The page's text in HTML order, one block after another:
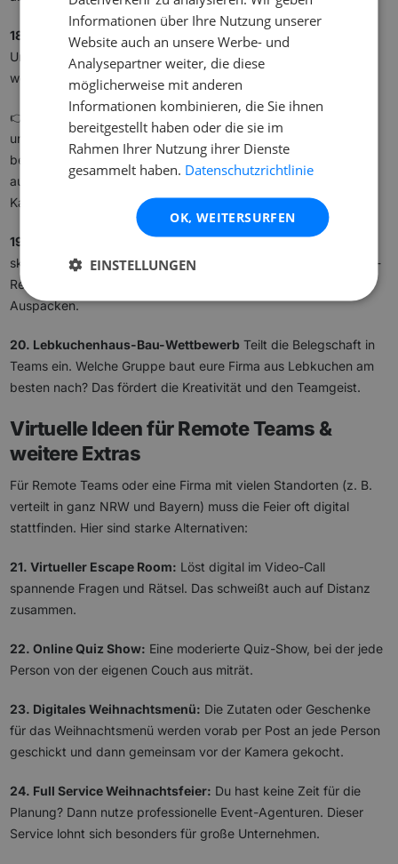
18. Die Fotobox-Ecke mit RequisitenEgal wie groß das
Unternehmen ist: Die besten Momente müssen festgehalten
werden.
👉 Der Renty-Tipp: Miete für eure Büro-Party einfach einen
unserer Selfie-Spiegel (Fotobox). Leg Rentiermützen und Bärte
bereit und schaffe unvergessliche Erinnerungen. Die
ausgedruckten Fotos landen meistens am Kühlschrank in der
Kaffeeküche.
19. Schrottwichteln (White Elephant)Jede Person bringt
skurrile, nutzlose Geschenke von zuhause mit. Spezielle Würfel-
Regeln sorgen für enorme Dynamik und Lacher beim
Auspacken.
20. Lebkuchenhaus-Bau-Wettbewerb Teilt die Belegschaft in
Teams ein. Welche Gruppe baut eure Firma aus Lebkuchen am
besten nach? Das fördert die Kreativität und den Teamgeist.
Virtuelle Ideen für Remote Teams &
weitere Extras
Für Remote Teams oder eine Firma mit vielen Standorten (z. B.
verteilt in ganz NRW und Bayern) muss die Feier oft digital
stattfinden. Hier sind starke Alternativen:
21. Virtueller Escape Room: Löst digital im Video-Call
spannende Fragen und Rätsel. Das schweißt auch auf Distanz
zusammen.
22. Online Quiz Show: Eine moderierte Quiz-Show, bei der jede
Person von der eigenen Couch aus miträt.
23. Digitales Weihnachtsmenü: Die Zutaten oder Geschenke
für das Weihnachtsmenü werden vorab per Post an jede Person
geschickt und dann gemeinsam vor der Kamera gekocht.
24. Full Service Weihnachtsfeier: Du hast keine Zeit für die
Planung? Dann nutze professionelle Event-Agenturen. Dieser
Service lohnt sich besonders für große Unternehmen.
Informationen über Ihre Nutzung unserer
Website auch an unsere Werbe- und
Analysepartner weiter, die diese
möglicherweise mit anderen
Informationen kombinieren, die Sie ihnen
bereitgestellt haben oder die sie im
Rahmen Ihrer Nutzung ihrer Dienste
gesammelt haben. Datenschutzrichtlinie
OK, WEITERSURFEN
EINSTELLUNGEN